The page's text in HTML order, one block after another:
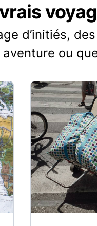
d’initiés,
ou